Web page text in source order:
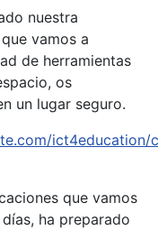
nuestra
vamos a
de herramientas
os
un lugar seguro.
ict4education/
que vamos
ha preparado